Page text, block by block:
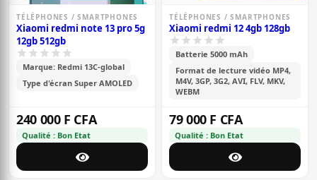
TÉLÉPHONES / SMARTPHONES
Xiaomi redmi note 13 pro 5g
12gb 512gb
Marque: Redmi 13C-global
Type d'écran Super AMOLED
240 000 F CFA
Qualité : Bon Etat
TÉLÉPHONES / SMARTPHONES
Xiaomi redmi 12 4gb 128gb
Batterie 5000 mAh
Format de lecture vidéo MP4,
M4V, 3GP, 3G2, AVI, FLV, MKV,
WEBM
79 000 F CFA
Qualité : Bon Etat